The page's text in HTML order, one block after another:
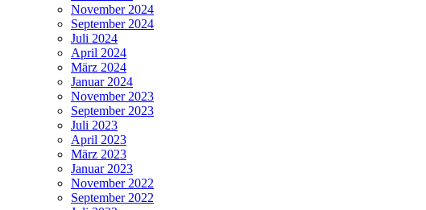
November 2024
September 2024
Juli 2024
April 2024
März 2024
Januar 2024
November 2023
September 2023
Juli 2023
April 2023
März 2023
Januar 2023
November 2022
September 2022